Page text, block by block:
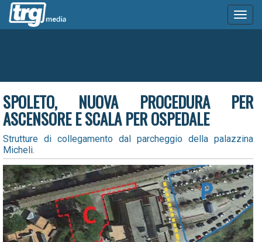
SPOLETO, NUOVA PROCEDURA PER
ASCENSORE E SCALA PER OSPEDALE
Strutture di collegamento dal parcheggio della palazzina
Micheli.